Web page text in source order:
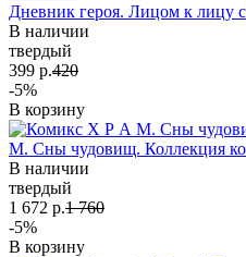
Дневник героя. Лицом к лицу
В наличии
твердый
399 р.420
-5%
В корзину
М. Сны чудовищ. Коллекция
В наличии
твердый
1 672 р.1 760
-5%
В корзину